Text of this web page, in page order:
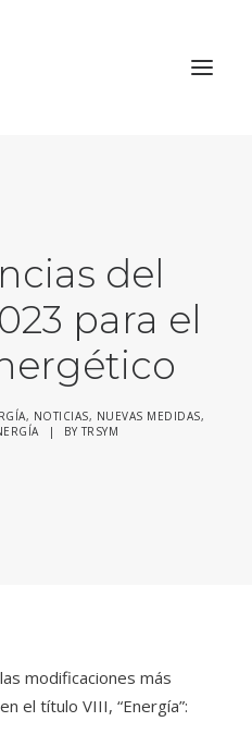
del
para el
, NOTICIAS, NUEVAS MEDIDAS,
| BYTRSYM
modificaciones más
el título VIII, “Energía”: